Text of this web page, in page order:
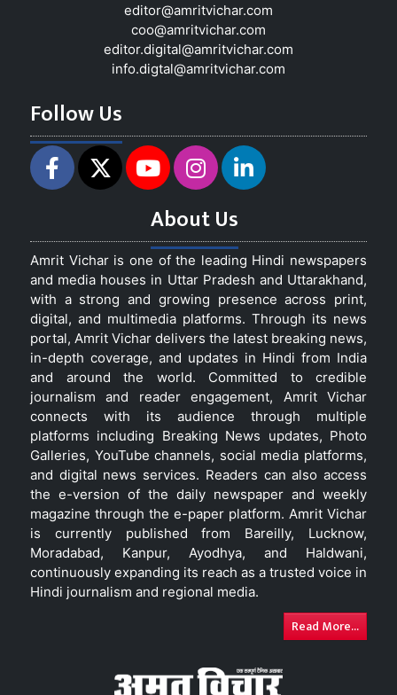
editor@amritvichar.com
coo@amritvichar.com
editor.digital@amritvichar.com
info.digtal@amritvichar.com
Follow Us
About Us
Amrit Vichar is one of the leading Hindi newspapers
and media houses in Uttar Pradesh and Uttarakhand,
with a strong and growing presence across print,
digital, and multimedia platforms. Through its news
portal, Amrit Vichar delivers the latest breaking news,
in-depth coverage, and updates in Hindi from India
and around the world. Committed to credible
journalism and reader engagement, Amrit Vichar
connects with its audience through multiple
platforms including Breaking News updates, Photo
Galleries, YouTube channels, social media platforms,
and digital news services. Readers can also access
the e-version of the daily newspaper and weekly
magazine through the e-paper platform. Amrit Vichar
is currently published from Bareilly, Lucknow,
Moradabad, Kanpur, Ayodhya, and Haldwani,
continuously expanding its reach as a trusted voice in
Hindi journalism and regional media.
Read More...